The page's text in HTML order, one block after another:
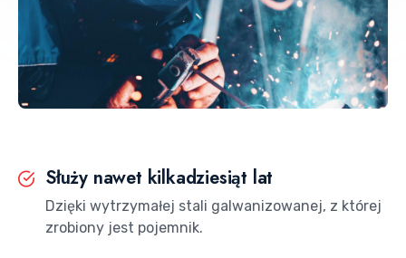
Służy nawet kilkadziesiąt lat
Dzięki wytrzymałej stali galwanizowanej, z której
zrobiony jest pojemnik.